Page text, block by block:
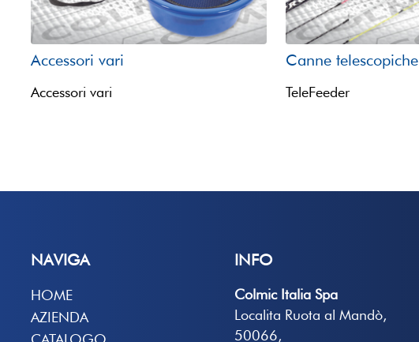
Accessori vari
Accessori vari
Canne telescopiche
TeleFeeder
NAVIGA
HOME
AZIENDA
INFO
Colmic Italia Spa
Localita Ruota al Mandò,
50066,